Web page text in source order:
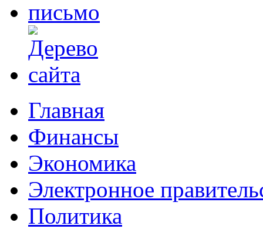
Главная
Финансы
Экономика
Электронное
Политика